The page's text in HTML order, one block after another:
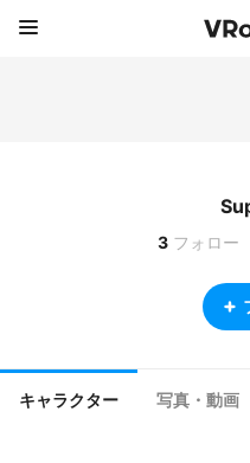
3 フォロー
キャラクター 写真・動画